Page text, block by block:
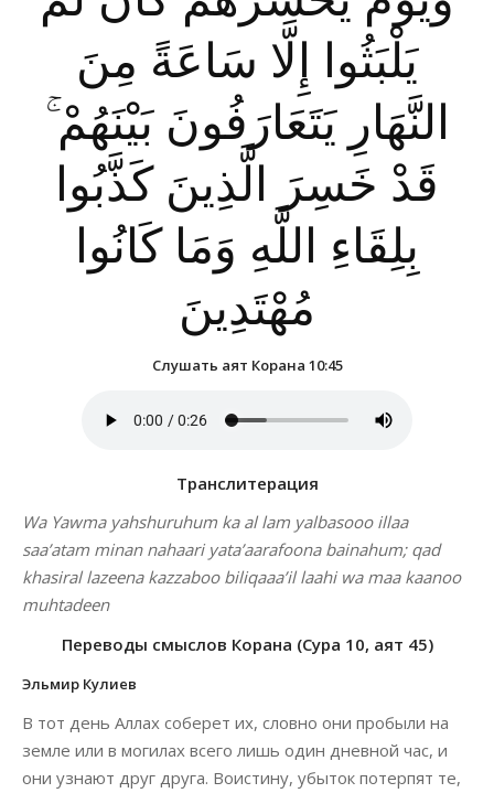
يَلْبَثُوا إِلَّا سَاعَةً مِنَ
النَّهَارِ يَتَعَارَفُونَ بَيْنَهُمْ ۚ
قَدْ خَسِرَ الَّذِينَ كَذَّبُوا
بِلِقَاءِ اللَّهِ وَمَا كَانُوا
مُهْتَدِينَ
Слушать аят Корана 10:45
Транслитерация
Wa Yawma yahshuruhum ka al lam yalbasooo illaa
saa’atam minan nahaari yata’aarafoona bainahum; qad
khasiral lazeena kazzaboo biliqaaa’il laahi wa maa kaanoo
muhtadeen
Переводы смыслов Корана (Сура 10, аят 45)
Эльмир Кулиев
В тот день Аллах соберет их, словно они пробыли на
земле или в могилах всего лишь один дневной час, и
они узнают друг друга. Воистину, убыток потерпят те,